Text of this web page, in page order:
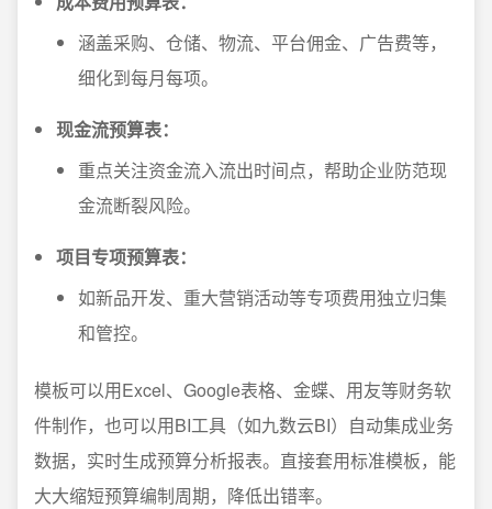
涵盖采购、仓储、物流、平台佣金、广告费等，
细化到每月每项。
现金流预算表：
重点关注资金流入流出时间点，帮助企业防范现
金流断裂风险。
项目专项预算表：
如新品开发、重大营销活动等专项费用独立归集
和管控。
模板可以用Excel、Google表格、金蝶、用友等财务软
件制作，也可以用BI工具（如九数云BI）自动集成业务
数据，实时生成预算分析报表。直接套用标准模板，能
大大缩短预算编制周期，降低出错率。